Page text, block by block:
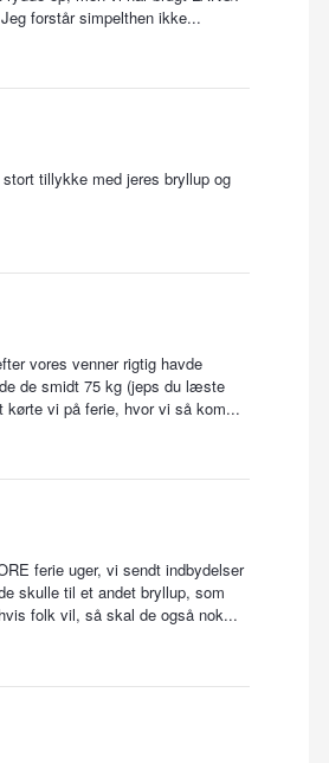
forstår simpelthen ikke...
tillykke med jeres bryllup og
vores venner rigtig havde
de smidt 75 kg (jeps du læste
kørte vi på ferie, hvor vi så kom...
ferie uger, vi sendt indbydelser
skulle til et andet bryllup, som
folk vil, så skal de også nok...